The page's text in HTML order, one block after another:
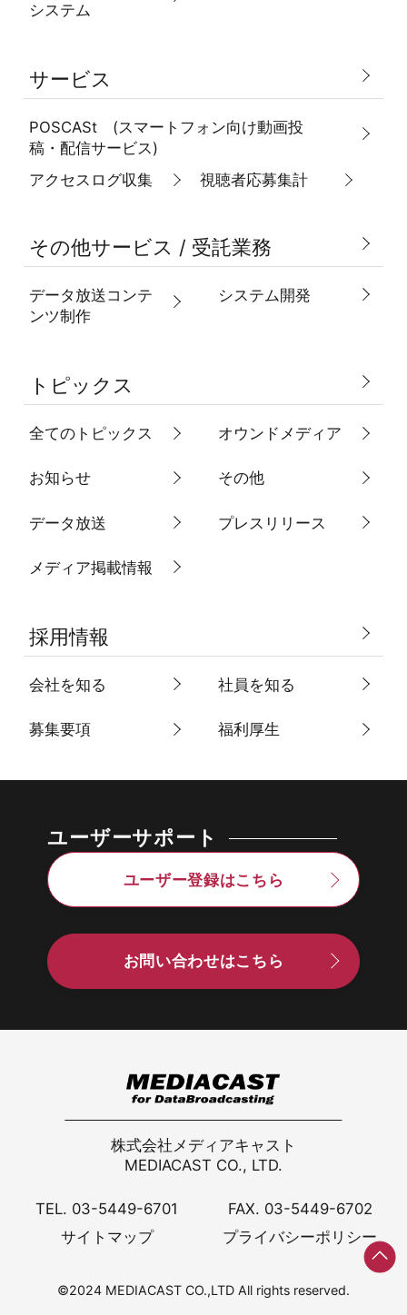
システム
サービス
POSCASt (スマートフォン向け動画投
稿・配信サービス)
アクセスログ収集
視聴者応募集計
その他サービス / 受託業務
データ放送コンテ
ンツ制作
システム開発
トピックス
全てのトピックス オウンドメディア
お知らせ その他
データ放送 プレスリリース
メディア掲載情報
採用情報
会社を知る 社員を知る
募集要項 福利厚生
ユーザーサポート
ユーザー登録はこちら
お問い合わせはこちら
株式会社メディアキャスト
MEDIACAST CO., LTD.
TEL. 03-5449-6701
FAX. 03-5449-6702
サイトマップ
プライバシーポリシー
©2024 MEDIACAST CO.,LTD All rights reserved.